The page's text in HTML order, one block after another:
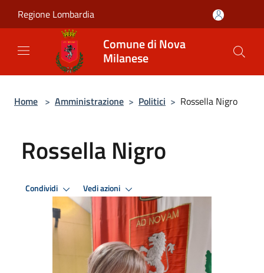
Regione Lombardia
Comune di Nova
Milanese
Home > Amministrazione > Politici > Rossella Nigro
Rossella Nigro
Condividi Vedi azioni